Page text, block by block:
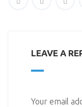
LEAVE A
Your email